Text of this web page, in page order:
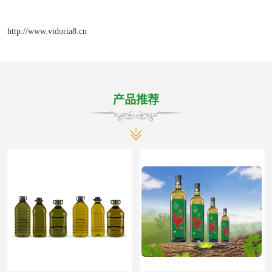
http://www.vidoria8.cn
产品推荐